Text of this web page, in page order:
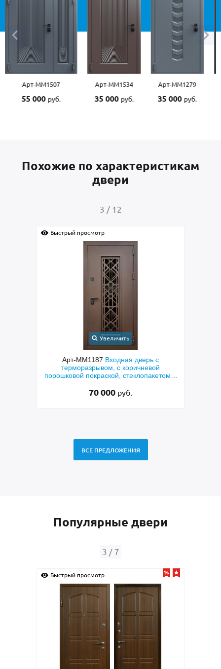
Арт-ММ1534
35 000руб.
Арт-ММ1279
35 000 руб.
Арт-ММ1570
45 000 руб.
Похожие по характеристикам
двери
4 / 12
Быстрый просмотр
Увеличить
Арт-ММ1384Входная дверь с
металлофиленкой, бугельной ручкой и
порошковым напылением RAL 7021
45 000руб.
ВСЕ ПРЕДЛОЖЕНИЯ
Популярные двери
4 / 7
Быстрый просмотр